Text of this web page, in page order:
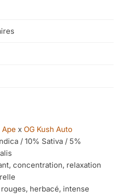
Ape x OG Kush Auto
/ 10% Sativa / 5%
concentration, relaxation
herbacé, intense